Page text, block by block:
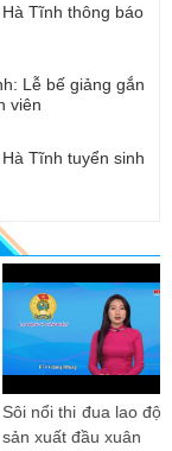
Tĩnh thông báo
Lễ bế giảng gắn
viên
Tĩnh tuyển sinh
lao động
xuân